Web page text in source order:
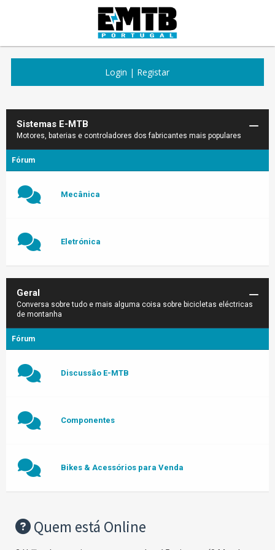
Login | Registar
Sistemas E-MTB
Motores, baterias e controladores dos fabricantes mais populares
Fórum
Mecânica
Eletrónica
Geral
Conversa sobre tudo e mais alguma coisa sobre bicicletas eléctricas
de montanha
Fórum
Discussão E-MTB
Componentes
Bikes & Acessórios para Venda
Quem está Online